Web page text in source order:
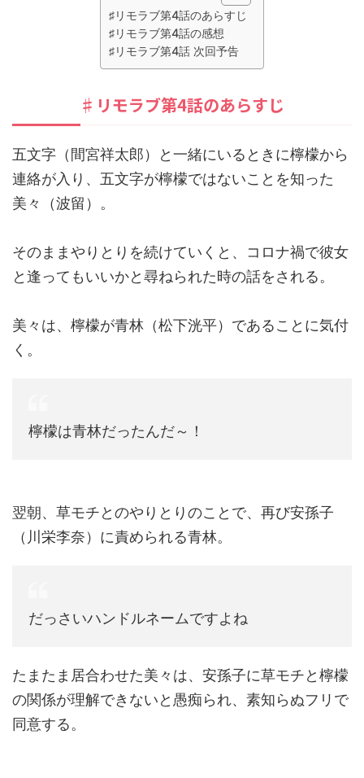
♯リモラブ第4話のあらすじ
♯リモラブ第4話の感想
♯リモラブ第4話 次回予告
♯リモラブ第4話のあらすじ
五文字（間宮祥太郎）と一緒にいるときに檸檬から
連絡が入り、五文字が檸檬ではないことを知った
美々（波留）。
そのままやりとりを続けていくと、コロナ禍で彼女
と逢ってもいいかと尋ねられた時の話をされる。
美々は、檸檬が青林（松下洸平）であることに気付
く。
檸檬は青林だったんだ～！
翌朝、草モチとのやりとりのことで、再び安孫子
（川栄李奈）に責められる青林。
だっさいハンドルネームですよね
たまたま居合わせた美々は、安孫子に草モチと檸檬
の関係が理解できないと愚痴られ、素知らぬフリで
同意する。